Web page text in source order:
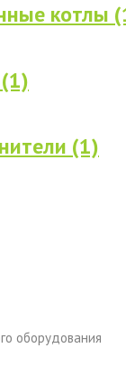
котлы
(1)
оборудования